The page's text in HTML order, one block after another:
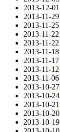
2013-12-01
2013-11-29
2013-11-25
2013-11-22
2013-11-22
2013-11-18
2013-11-17
2013-11-12
2013-11-06
2013-10-27
2013-10-24
2013-10-21
2013-10-20
2013-10-19